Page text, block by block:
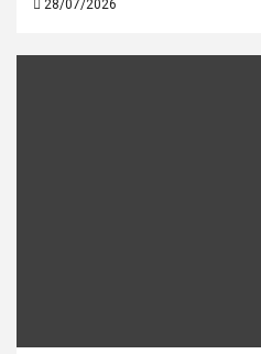
28/07/2026